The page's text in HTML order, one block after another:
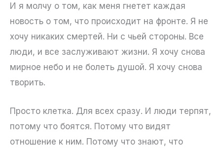
И я молчу о том, как меня гнетет каждая
новость о том, что происходит на фронте. Я не
хочу никаких смертей. Ни с чьей стороны. Все
люди, и все заслуживают жизни. Я хочу снова
мирное небо и не болеть душой. Я хочу снова
творить.
Просто клетка. Для всех сразу. И люди терпят,
потому что боятся. Потому что видят
отношение к ним. Потому что знают, что